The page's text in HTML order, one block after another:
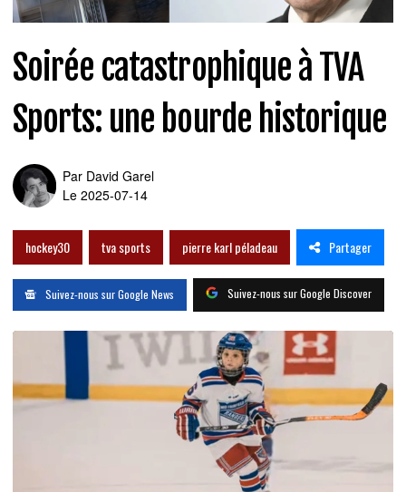
Soirée catastrophique à TVA
Sports: une bourde historique
Par David Garel
Le 2025-07-14
hockey30 tva sports pierre karl péladeau Partager
Suivez-nous sur Google News Suivez-nous sur Google Discover